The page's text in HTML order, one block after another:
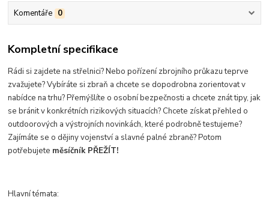
Komentáře 0
Kompletní specifikace
Rádi si zajdete na střelnici? Nebo pořízení zbrojního průkazu teprve
zvažujete? Vybíráte si zbraň a chcete se dopodrobna zorientovat v
nabídce na trhu? Přemýšlíte o osobní bezpečnosti a chcete znát tipy, jak
se bránit v konkrétních rizikových situacích? Chcete získat přehled o
outdoorových a výstrojních novinkách, které podrobně testujeme?
Zajímáte se o dějiny vojenství a slavné palné zbraně? Potom
potřebujete měsíčník PŘEŽÍT!
Hlavní témata: